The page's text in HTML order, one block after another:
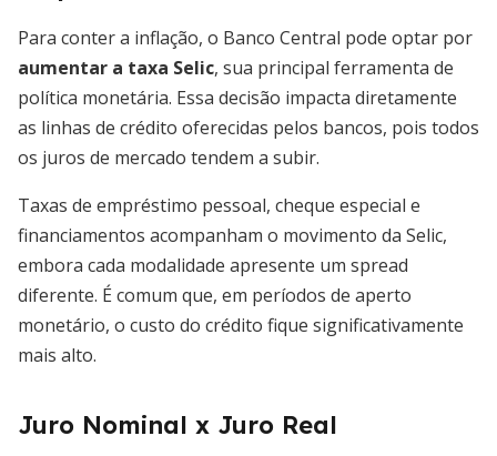
Para conter a inflação, o Banco Central pode optar por
aumentar a taxa Selic, sua principal ferramenta de
política monetária. Essa decisão impacta diretamente
as linhas de crédito oferecidas pelos bancos, pois todos
os juros de mercado tendem a subir.
Taxas de empréstimo pessoal, cheque especial e
financiamentos acompanham o movimento da Selic,
embora cada modalidade apresente um spread
diferente. É comum que, em períodos de aperto
monetário, o custo do crédito fique significativamente
mais alto.
Juro Nominal x Juro Real